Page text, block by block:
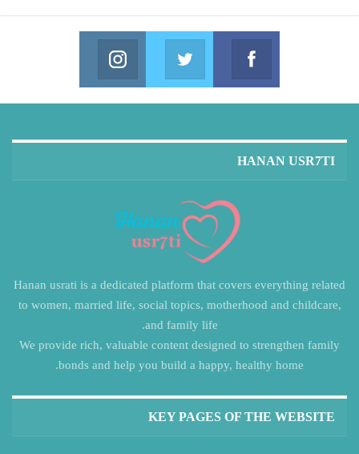
Facebook
Join us on Facebook
Twitter
Join us on Twitter
HANAN USR7TI
Hanan usrati is a dedicated platform that covers everything related
to women, married life, social topics, motherhood and childcare,
and family life.
We provide rich, valuable content designed to strengthen family
bonds and help you build a happy, healthy home.
KEY PAGES OF THE WEBSITE